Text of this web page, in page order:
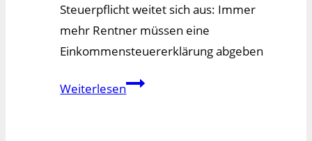
Steuerpflicht weitet sich aus: Immer
mehr Rentner müssen eine
Einkommensteuererklärung abgeben
WeiterlesenSteuerpflicht